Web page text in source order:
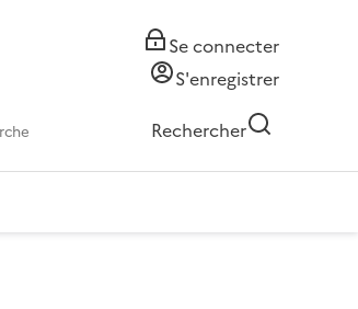
Se connecter
S'enregistrer
Rechercher